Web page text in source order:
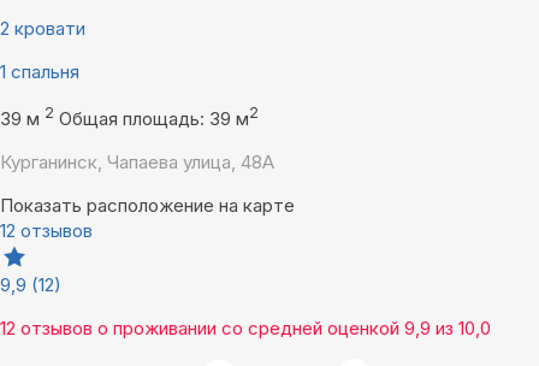
2 кровати
1 спальня
39 м 2 Общая площадь: 39 м2
Курганинск, Чапаева улица, 48А
Показать расположение на карте
12 отзывов
9,9 (12)
12 отзывов о проживании со средней оценкой 9,9 из 10,0